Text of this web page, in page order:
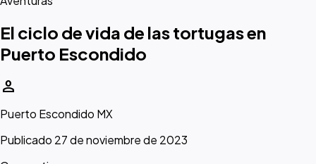
El ciclo de vida de las tortugas en
Puerto Escondido
person
Puerto Escondido MX
Publicado 27 de noviembre de 2023